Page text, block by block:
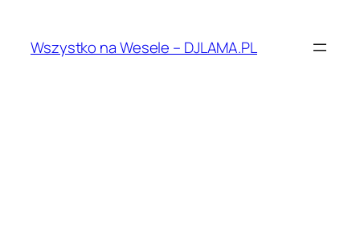
treściWszystko na Wesele – DJLAMA.PL